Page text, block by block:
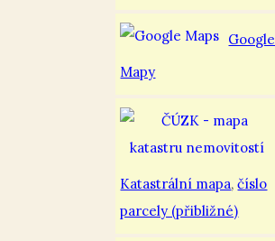
Google
Mapy
Katastrální mapa,číslo
parcely (přibližné)